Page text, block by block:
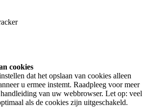
cookies
dat het opslaan van cookies alleen
u ermee instemt. Raadpleeg voor meer
van uw webbrowser. Let op: veel
als de cookies zijn uitgeschakeld.